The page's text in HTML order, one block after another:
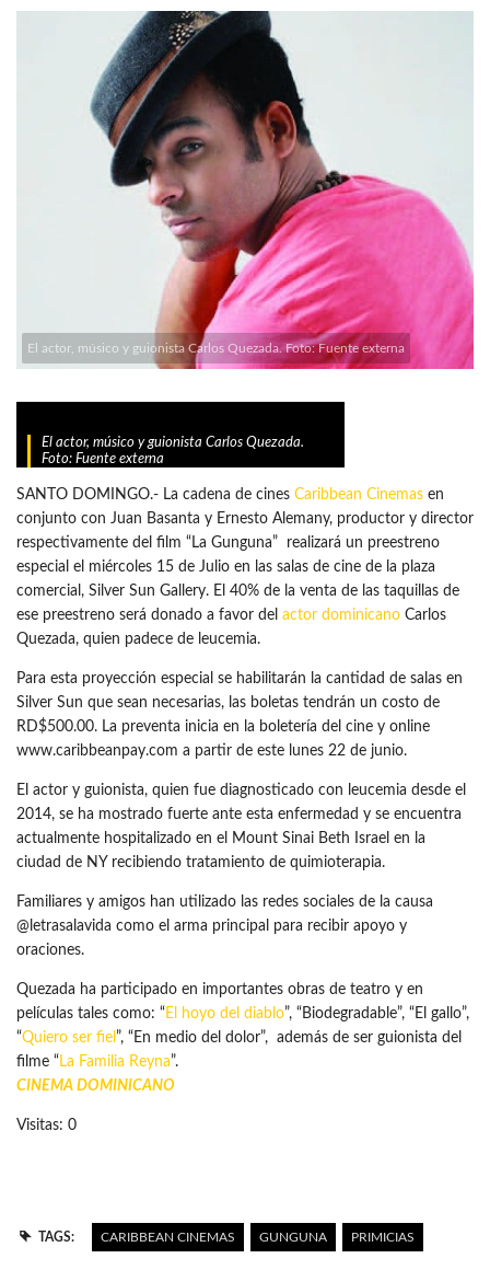
El actor, músico y guionista Carlos Quezada. Foto: Fuente externa
El actor, músico y guionista Carlos Quezada.
Foto: Fuente externa
SANTO DOMINGO.- La cadena de cines Caribbean Cinemas en
conjunto con Juan Basanta y Ernesto Alemany, productor y director
respectivamente del film “La Gunguna” realizará un preestreno
especial el miércoles 15 de Julio en las salas de cine de la plaza
comercial, Silver Sun Gallery. El 40% de la venta de las taquillas de
ese preestreno será donado a favor del actor dominicano Carlos
Quezada, quien padece de leucemia.
Para esta proyección especial se habilitarán la cantidad de salas en
Silver Sun que sean necesarias, las boletas tendrán un costo de
RD$500.00. La preventa inicia en la boletería del cine y online
www.caribbeanpay.com a partir de este lunes 22 de junio.
El actor y guionista, quien fue diagnosticado con leucemia desde el
2014, se ha mostrado fuerte ante esta enfermedad y se encuentra
actualmente hospitalizado en el Mount Sinai Beth Israel en la
ciudad de NY recibiendo tratamiento de quimioterapia.
Familiares y amigos han utilizado las redes sociales de la causa
@letrasalavida como el arma principal para recibir apoyo y
oraciones.
Quezada ha participado en importantes obras de teatro y en
películas tales como: “ El hoyo del diablo”, “Biodegradable”, “El gallo”,
“Quiero ser fiel ”, “En medio del dolor”, además de ser guionista del
filme “ La Familia Reyna”.
CINEMA DOMINICANO
Visitas: 0
TAGS: CARIBBEAN CINEMAS GUNGUNA PRIMICIAS